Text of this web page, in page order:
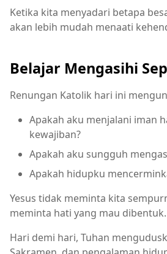
Ketika kita menyadari betapa
akan lebih mudah menaati
Belajar Mengasihi
Renungan Katolik hari ini
Apakah aku menjalani iman
kewajiban?
Apakah aku sungguh
Apakah hidupku
Yesus tidak meminta kita
meminta hati yang mau dibentuk.
Hari demi hari, Tuhan